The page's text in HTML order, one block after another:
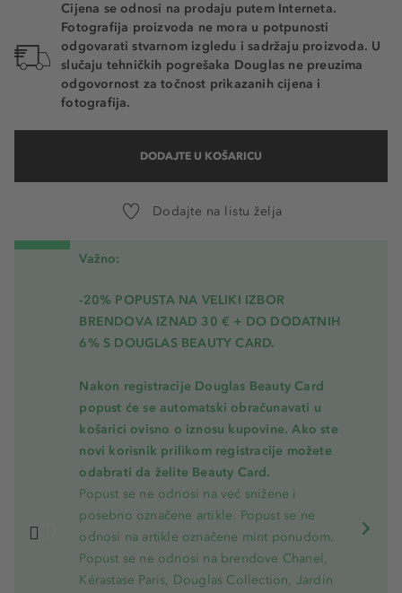
Cijena se odnosi na prodaju putem Interneta.
Fotografija proizvoda ne mora u potpunosti
odgovarati stvarnom izgledu i sadržaju proizvoda. U
slučaju tehničkih pogrešaka Douglas ne preuzima
odgovornost za točnost prikazanih cijena i
fotografija.
DODAJTE U KOŠARICU
Dodajte na listu želja
Važno:
-20% POPUSTA NA VELIKI IZBOR
BRENDOVA IZNAD 30 € + DO DODATNIH
6% S DOUGLAS BEAUTY CARD.
Nakon registracije Douglas Beauty Card
popust će se automatski obračunavati u
košarici ovisno o iznosu kupovine. Ako ste
novi korisnik prilikom registracije možete
odabrati da želite Beauty Card.
Popust se ne odnosi na već snižene i
posebno označene artikle. Popust se ne
odnosi na artikle označene mint ponudom.
Popust se ne odnosi na brendove Chanel,
Kérastase Paris, Douglas Collection, Jardin